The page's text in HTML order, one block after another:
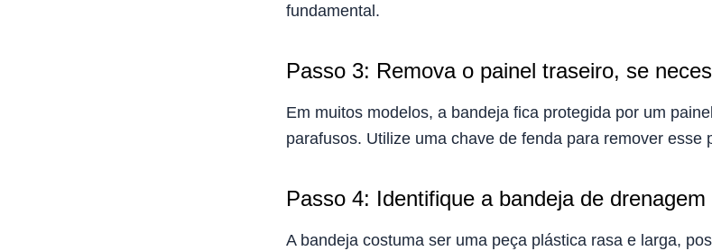
fundamental.
Passo 3: Remova o painel traseiro, se
Em muitos modelos, a bandeja fica protegida por um
parafusos. Utilize uma chave de fenda para remover esse
Passo 4: Identifique a bandeja de drenagem
A bandeja costuma ser uma peça plástica rasa e larga,